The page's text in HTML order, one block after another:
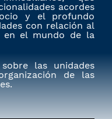
acordes
y el profundo
con relación al
en el mundo de la
las unidades
de las